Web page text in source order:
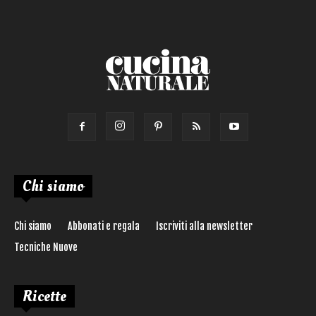
Chi siamo
Chi siamo Abbonati e regala
Iscriviti alla newsletter
Tecniche Nuove
Ricette